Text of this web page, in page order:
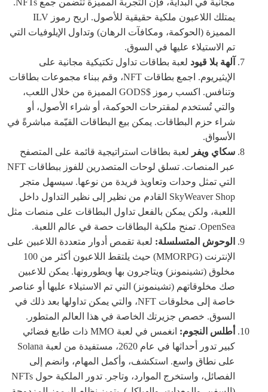
يمتلك اللاعبون ملكية حقيقية للأصول. اربح رموز ILV
المميزة (الحوكمة، ومكافآت الرهان) وتداول الإيلوفيات التي
تم الاستيلاء عليها في السوق.
آلهة بلا قيودلعبة بطاقات تداول تكتيكية مجانية على
الإيثيريوم. اجمع بطاقات NFT، وقم ببناء مجموعات بطاقات
وتنافس. اكسب رموز $GODS المميزة من خلال اللعب،
والتي تُستخدم لمقترحات الحوكمة، أو شراء الأصول، أو
شراء حزم البطاقات. يمكن بيع البطاقات القيّمة مباشرةً في
الأسواق.
سكاي ويفرلعبة بطاقات استراتيجية قائمة على المتصفح
عبر المنصات. تسلق لوحات المتصدرين للفوز ببطاقات NFT
التي تمثل وحدات وتعاويذ فريدة من نوعها. سيسهل متجر
SkyWeaver Shop القادم من نظير إلى نظير التداول داخل
اللعبة، ولكن يمكن بالفعل تداول البطاقات على منصات مثل
OpenSea. تمنح ملكية البطاقات حصة في عالم اللعبة.
الوحوش المتسلسلة:لعبة تقمص أدوار متعددة اللاعبين على
الإنترنت (MMORPG) حيث يلتقط اللاعبون أكثر من 100
مخلوق (تشينمونز) ويتاجرون بها ويطورونها. يمكن للاعبين
صك مخلوقاتهم (تشينمونز) التي تم الاستيلاء عليها أو عناصر
خاصة إلى مخلوقات NFT، والتي يمكن تداولها بعد ذلك في
السوق. خصص جزيرتك الخاصة في هذا العالم المتطور.
أطلس النجوم:
انغمس في لعبة MMO ذات طابع فضائي
كبير تدور أحداثها في عام 2620، مستفيدة من لعبة Solana
على نطاق واسع. استكشف، وأكمل المهام، وانضم إلى
الفصائل، واستخرج الموارد، وتاجر. تدور الملكية حول NFTs